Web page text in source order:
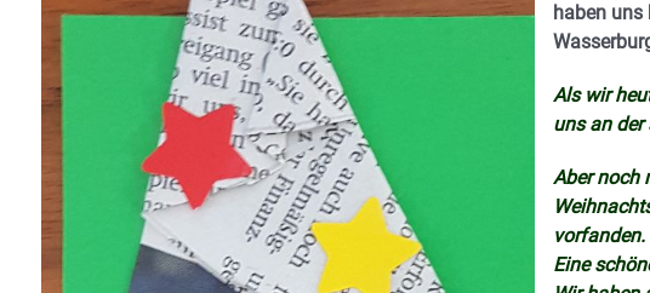
haben uns
Als wir
uns an
Aber noch
vorfanden.
Eine